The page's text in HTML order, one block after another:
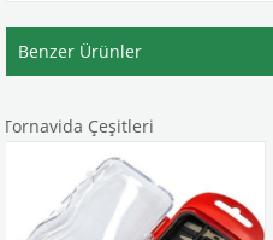
Benzer Ürünler
Çeşitleri